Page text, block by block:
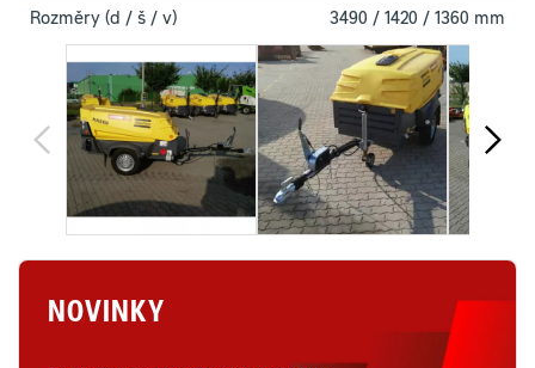
Rozměry (d / š / v) 3490 / 1420 / 1360 mm
NOVINKY